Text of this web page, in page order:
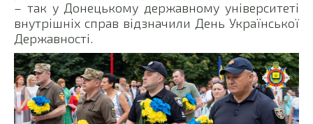
– так у Донецькому державному університеті
внутрішніх справ відзначили День Української
Державності.